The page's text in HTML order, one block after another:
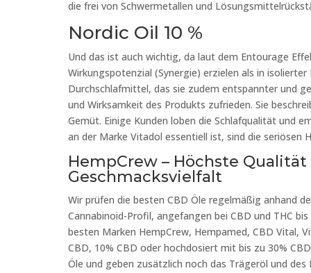
die frei von Schwermetallen und
Nordic Oil 10 %
Und das ist auch wichtig, da laut dem Entourage
Wirkungspotenzial (Synergie) erzielen als in
Durchschlafmittel, das sie zudem entspannter und
und Wirksamkeit des Produkts zufrieden. Sie
Gemüt. Einige Kunden loben die Schlafqualität und
an der Marke Vitadol essentiell ist, sind die seriösen
HempCrew – Höchste
Geschmacksvielfalt
Wir prüfen die besten CBD Öle regelmäßig anhand
Cannabinoid-Profil, angefangen bei CBD und THC
besten Marken HempCrew, Hempamed, CBD Vital,
CBD, 10% CBD oder hochdosiert mit bis zu 30%
Öle und geben zusätzlich noch das Trägeröl und des